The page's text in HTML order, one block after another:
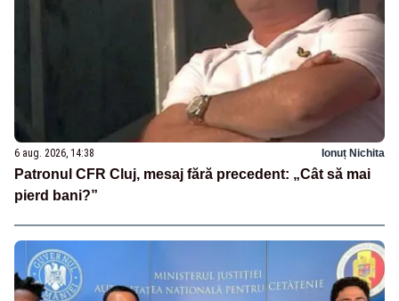
6 aug. 2026, 14:38 Ionuț Nichita
Patronul CFR Cluj, mesaj fără precedent: „Cât să mai
pierd bani?”